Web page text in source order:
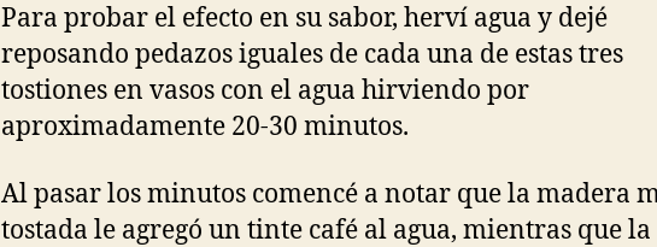
Para probar el efecto en su sabor, herví agua y dejé
reposando pedazos iguales de cada una de estas tres
tostiones en vasos con el agua hirviendo por
aproximadamente 20-30 minutos.
Al pasar los minutos comencé a notar que la madera
tostada le agregó un tinte café al agua, mientras que la